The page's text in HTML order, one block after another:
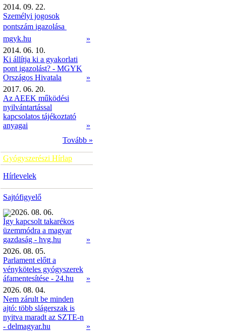
2014. 09. 22.
Személyi jogosok
pontszám igazolása 
mgyk.hu
»
2014. 06. 10.
Ki állítja ki a gyakorlati
pont igazolást? - MGYK
Országos Hivatala
»
2017. 06. 20.
Az AEEK működési
nyilvántartással
kapcsolatos tájékoztató
anyagai
»
Tovább »
Gyógyszerészi Hírlap
Hírlevelek
Sajtófigyelő
2026. 08. 06.
Így kapcsolt takarékos
üzemmódra a magyar
gazdaság - hvg.hu
»
2026. 08. 05.
Parlament előtt a
vényköteles gyógyszerek
áfamentesítése - 24.hu
»
2026. 08. 04.
Nem zárult be minden
ajtó: több slágerszak is
nyitva maradt az SZTE-n
- delmagyar.hu
»